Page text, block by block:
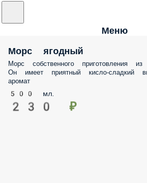
Меню
Морс ягодный
Морс собственного приготовления
Он имеет приятный кисло-сладкий
аромат
500 мл.
230 ₽